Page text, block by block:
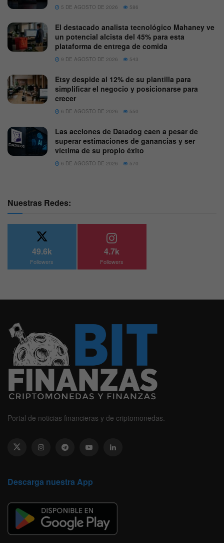
5 DE AGOSTO DE 2026 586
El destacado analista tecnológico Mahaney ve
un potencial alcista del 45% para esta
plataforma de entrega de comida
9 DE AGOSTO DE 2026 543
Etsy despide al 12% de su plantilla para
simplificar el negocio y posicionarse para
crecer
6 DE AGOSTO DE 2026 550
Las acciones de Datadog caen a pesar de
superar estimaciones de ganancias y ser
víctima de su propio éxito
6 DE AGOSTO DE 2026 570
Nuestras Redes:
49.6k
Followers
4.7k
Followers
Portal de noticias financieras y de criptomonedas.
Descarga nuestra App